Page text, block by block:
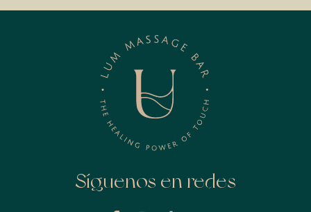
Síguenos en redes